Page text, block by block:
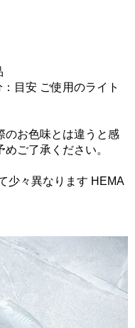
安 ご使用のライト
のお色味とは違うと感
ご了承ください。
少々異なります HEMA